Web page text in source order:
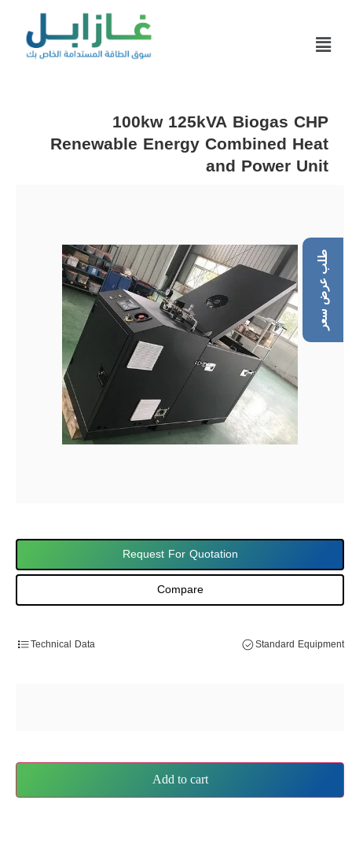
100kw 125kVA Biogas CHP
Renewable Energy Combined Heat
and Power Unit
Request For Quotation
Compare
Technical Data Standard Equipment
Add to cart
طلب عرض سعر